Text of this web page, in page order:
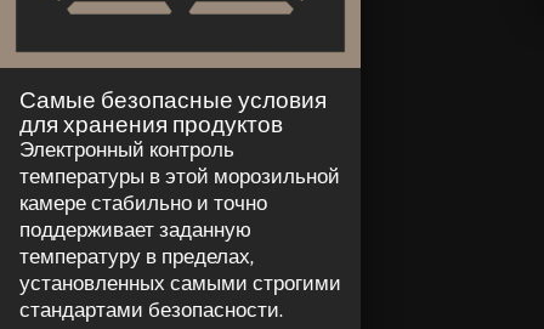
Самые безопасные условия
для хранения продуктов
Электронный контроль
температуры в этой морозильной
камере стабильно и точно
поддерживает заданную
температуру в пределах,
установленных самыми строгими
стандартами безопасности.